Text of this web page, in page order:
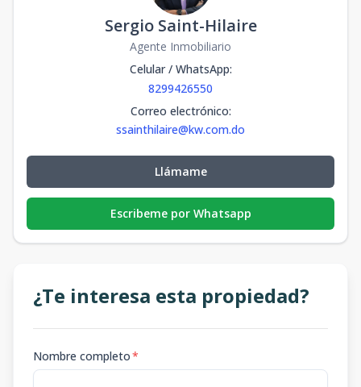
Sergio Saint-Hilaire
Agente Inmobiliario
Celular / WhatsApp:
8299426550
Correo electrónico:
ssainthilaire@kw.com.do
Llámame
Escribeme por Whatsapp
¿Te interesa esta propiedad?
Nombre completo*